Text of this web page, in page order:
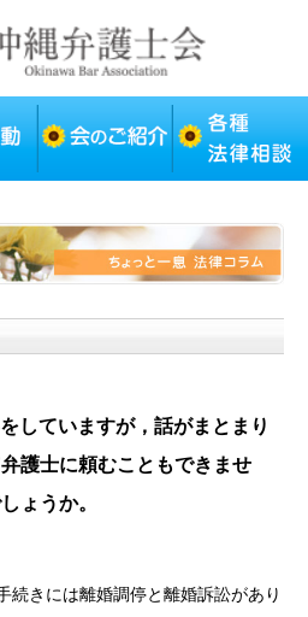
していますが，話がまとまり
護士に頼むこともできませ
ょうか。
続きには離婚調停と離婚訴訟があり